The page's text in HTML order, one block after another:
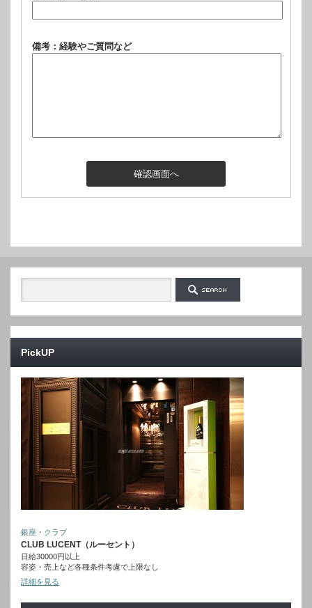
備考：経験やご質問など
PickUP
銀座 ・ クラブ
CLUB LUCENT（ルーセント）
日給30000円以上
容姿・売上など各種条件考慮で上限なし
詳細を見る